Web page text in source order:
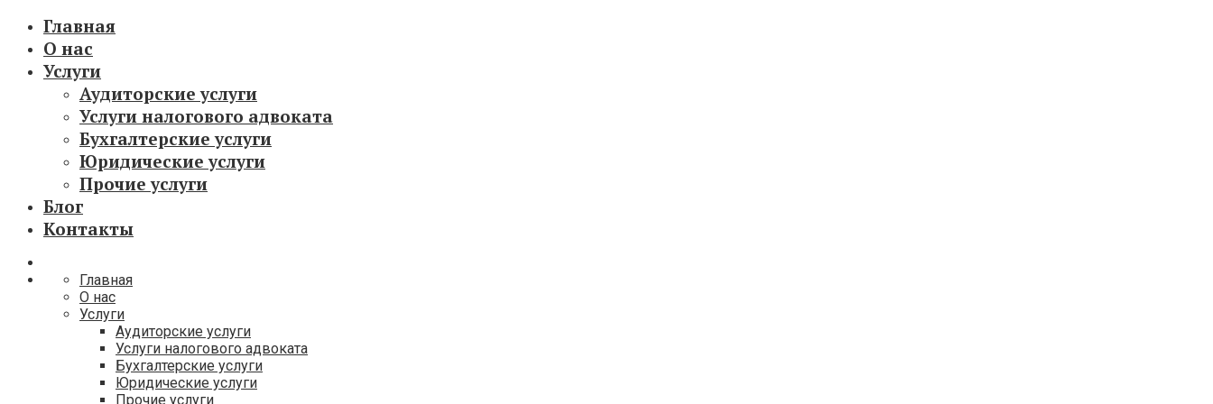
Главная
О нас
Услуги
Аудиторские услуги
Услуги налогового адвоката
Бухгалтерские услуги
Юридические услуги
Прочие услуги
Блог
Контакты
Главная
О нас
Услуги
Аудиторские услуги
Услуги налогового адвоката
Бухгалтерские услуги
Юридические услуги
Прочие услуги